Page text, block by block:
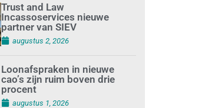
Trust and Law
Incassoservices nieuwe
partner van SIEV
augustus 2, 2026
Loonafspraken in nieuwe
cao’s zijn ruim boven drie
procent
augustus 1, 2026